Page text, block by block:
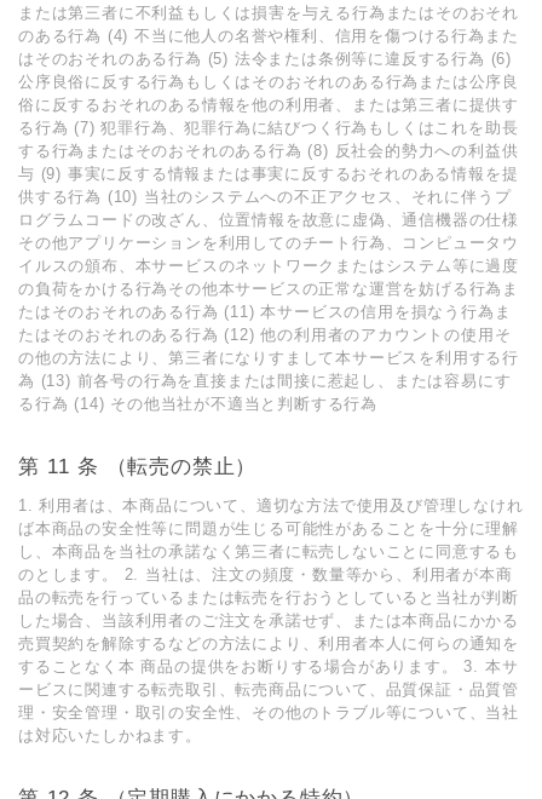
または第三者に不利益もしくは損害を与える⾏為またはそのおそれ
のある⾏為 (4) 不当に他⼈の名誉や権利、信⽤を傷つける⾏為また
はそのおそれのある⾏為 (5) 法令または条例等に違反する⾏為 (6)
公序良俗に反する⾏為もしくはそのおそれのある⾏為または公序良
俗に反するおそれのある情報を他の利⽤者、または第三者に提供す
る⾏為 (7) 犯罪⾏為、犯罪⾏為に結びつく⾏為もしくはこれを助⻑
する⾏為またはそのおそれのある⾏為 (8) 反社会的勢⼒への利益供
与 (9) 事実に反する情報または事実に反するおそれのある情報を提
供する⾏為 (10) 当社のシステムへの不正アクセス、それに伴うプ
ログラムコードの改ざん、位置情報を故意に虚偽、通信機器の仕様
その他アプリケーションを利⽤してのチート⾏為、コンピュータウ
イルスの頒布、本サービスのネットワークまたはシステム等に過度
の負荷をかける⾏為その他本サービスの正常な運営を妨げる⾏為ま
たはそのおそれのある⾏為 (11) 本サービスの信⽤を損なう⾏為ま
たはそのおそれのある⾏為 (12) 他の利⽤者のアカウントの使⽤そ
の他の⽅法により、第三者になりすまして本サービスを利⽤する⾏
為 (13) 前各号の⾏為を直接または間接に惹起し、または容易にす
る⾏為 (14) その他当社が不適当と判断する⾏為
第 11 条 （転売の禁⽌）
1. 利⽤者は、本商品について、適切な⽅法で使⽤及び管理しなけれ
ば本商品の安全性等に問題が⽣じる可能性があることを⼗分に理解
し、本商品を当社の承諾なく第三者に転売しないことに同意するも
のとします。 2. 当社は、注⽂の頻度・数量等から、利⽤者が本商
品の転売を⾏っているまたは転売を⾏おうとしていると当社が判断
した場合、当該利⽤者のご注⽂を承諾せず、または本商品にかかる
売買契約を解除するなどの⽅法により、利⽤者本⼈に何らの通知を
することなく本 商品の提供をお断りする場合があります。 3. 本サ
ービスに関連する転売取引、転売商品について、品質保証・品質管
理・安全管理・取引の安全性、その他のトラブル等について、当社
は対応いたしかねます。